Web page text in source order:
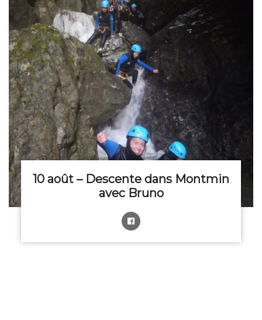
10 août – Descente dans Montmin
avec Bruno